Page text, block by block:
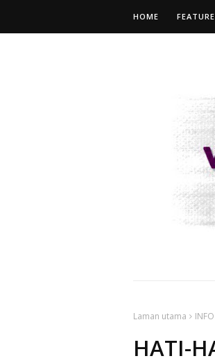
HOME
Laman utama INFO
HATI-